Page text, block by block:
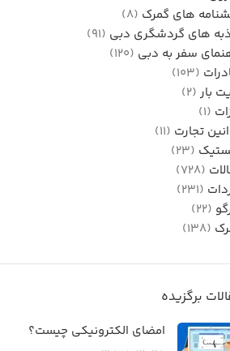
های گمرک (8)
های گردشگری دبی (91)
سفر به دبی (120)
(103)
بار (2)
(1)
تجارت (11)
(23)
(728)
(231)
(22)
(138)
برگزیده
امضای الکترونیکی چیست؟